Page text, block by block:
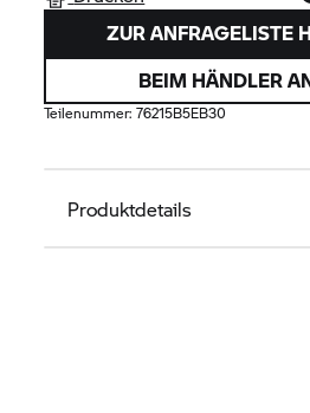
ZUR ANFRAGELISTE
BEIM HÄNDLER
Teilenummer:76215B5EB30
Produktdetails